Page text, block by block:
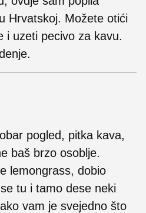
Hrvatskoj. Možete otići
i uzeti pecivo za kavu.
pogled, pitka kava,
baš brzo osoblje.
lemongrass, dobio
tu i tamo dese neki
vam je svejedno što